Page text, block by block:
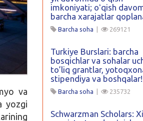
va
yozgi
imkoniyati; oʻqish
barcha xarajatlar
Barcha soha 269121
Turkiye Burslari: barcha
bosqichlar va sohalar
to’liq grantlar,
stipendiya va boshqalar!
Barcha soha 235732
Schwarzman Scholars: